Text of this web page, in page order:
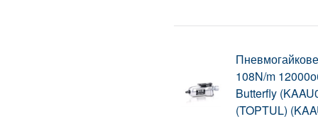
108N/m
Butterfly
(TOPTUL)